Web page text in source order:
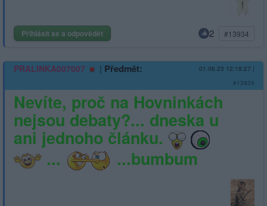
Přihlásit se a odpovědět 2 #13934
PRALINKA007007 | Předmět: 01.06.23 12:18:27 |
#13934
Nevíte, proč na Hovninkách
nejsou debaty?... dneska u
ani jednoho článku.
...
...bumbum